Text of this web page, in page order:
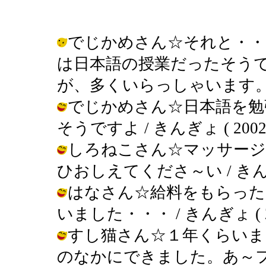
でじかめさん☆それと・
は日本語の授業だったそう
が、多くいらっしゃいます
でじかめさん☆日本語を
そうですよ / きんぎょ (
しろねこさん☆マッサー
ひおしえてくださ～い / き
はなさん☆給料をもらっ
いました・・・ / きんぎょ (
すし猫さん☆１年くらい
のなかにできました。あ～